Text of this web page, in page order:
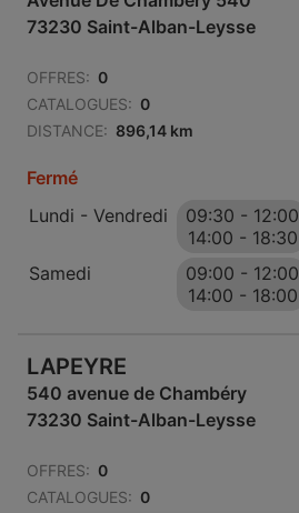
73230 Saint-Alban-Leysse
OFFRES: 0
CATALOGUES: 0
DISTANCE: 896,14 km
Fermé
Lundi - Vendredi
09:30 - 12:00
14:00 - 18:30
Samedi
09:00 - 12:00
14:00 - 18:00
LAPEYRE
540 avenue de Chambéry
73230 Saint-Alban-Leysse
OFFRES: 0
CATALOGUES: 0